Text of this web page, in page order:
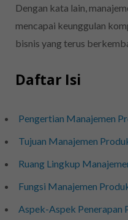
Dengan kata lain,
mencapai keunggulan
bisnis yang terus
Daftar Isi
Pengertian Manajemen
Tujuan Manajemen
Ruang Lingkup
Fungsi Manajemen
Aspek-Aspek Penerapan